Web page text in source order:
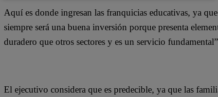
Aquí es donde ingresan las franquicias educativas, ya
siempre será una buena inversión porque presenta
duradero que otros sectores y es un servicio
El ejecutivo considera que es predecible, ya que las